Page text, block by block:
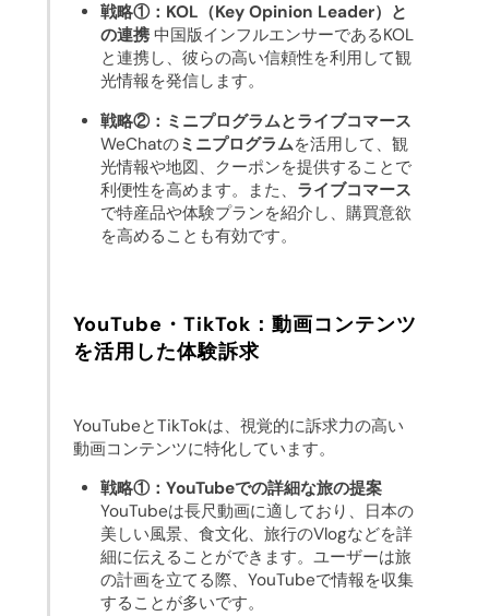
戦略①：KOL（Key Opinion Leader）と
の連携中国版インフルエンサーであるKOL
と連携し、彼らの高い信頼性を利用して観
光情報を発信します。
戦略②：ミニプログラムとライブコマース
WeChatのミニプログラムを活用して、観
光情報や地図、クーポンを提供することで
利便性を高めます。また、 ライブコマース
で特産品や体験プランを紹介し、購買意欲
を高めることも有効です。
YouTube・TikTok：動画コンテンツ
を活用した体験訴求
YouTubeとTikTokは、視覚的に訴求力の高い
動画コンテンツに特化しています。
戦略①：YouTubeでの詳細な旅の提案
YouTubeは長尺動画に適しており、日本の
美しい風景、食文化、旅行のVlogなどを詳
細に伝えることができます。ユーザーは旅
の計画を立てる際、YouTubeで情報を収集
することが多いです。